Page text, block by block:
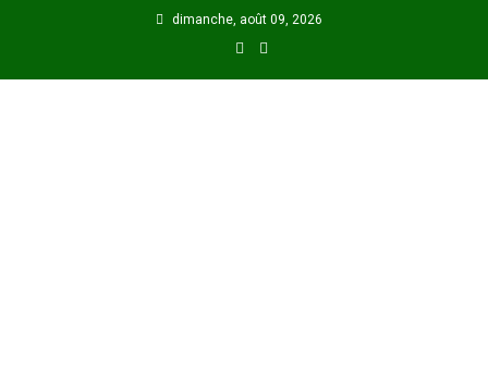
dimanche, août 09, 2026